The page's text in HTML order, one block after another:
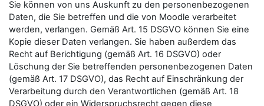
Sie können von uns Auskunft zu den personenbezogenen
Daten, die Sie betreffen und die von Moodle verarbeitet
werden, verlangen. Gemäß Art. 15 DSGVO können Sie eine
Kopie dieser Daten verlangen. Sie haben außerdem das
Recht auf Berichtigung (gemäß Art. 16 DSGVO) oder
Löschung der Sie betreffenden personenbezogenen Daten
(gemäß Art. 17 DSGVO), das Recht auf Einschränkung der
Verarbeitung durch den Verantwortlichen (gemäß Art. 18
DSGVO) oder ein Widerspruchsrecht gegen diese